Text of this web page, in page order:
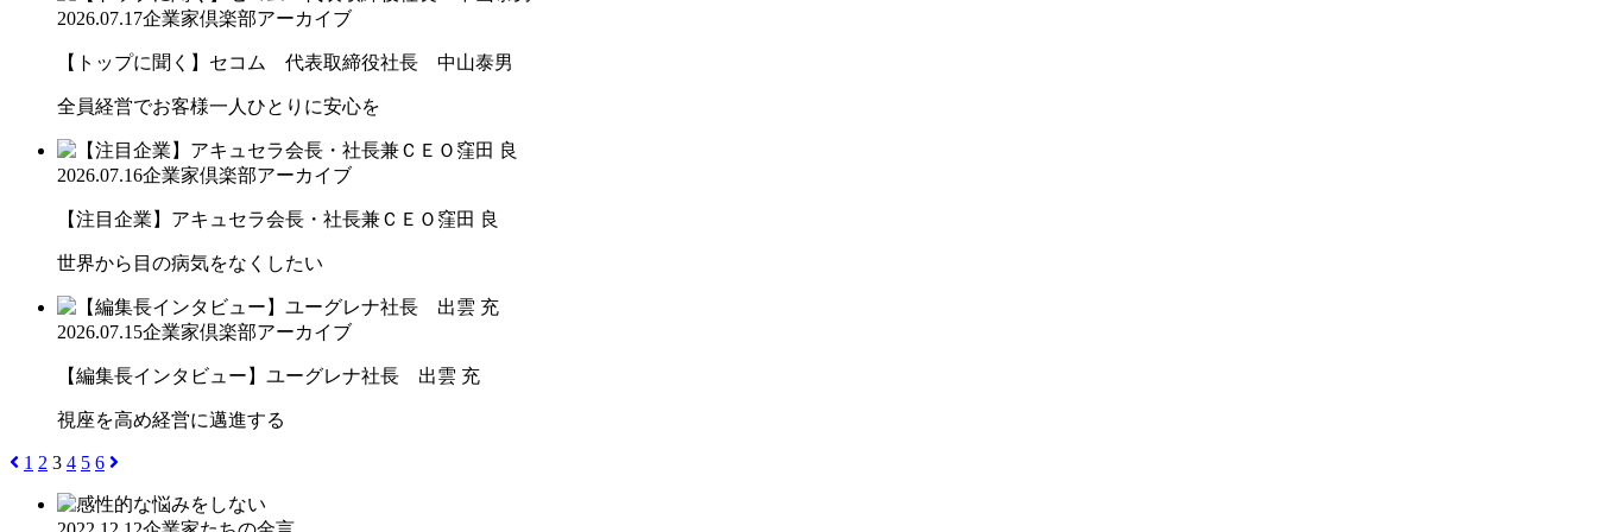
2026.07.17企業家倶楽部アーカイブ
【トップに聞く】セコム 代表取締役社長 中山泰男
全員経営でお客様一人ひとりに安心を
2026.07.16企業家倶楽部アーカイブ
【注目企業】アキュセラ会長・社長兼ＣＥＯ窪田 良
世界から目の病気をなくしたい
2026.07.15企業家倶楽部アーカイブ
【編集長インタビュー】ユーグレナ社長 出雲 充
視座を高め経営に邁進する
1 2 3 4 5 6